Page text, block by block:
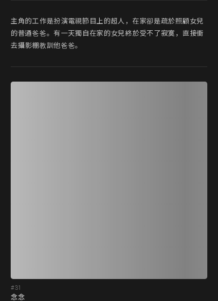
主角的工作是扮演電視節目上的超人，在家卻是疏於照顧女兒
的普通爸爸。有一天獨自在家的女兒終於受不了寂寞，直接衝
去攝影棚教訓他爸爸。
#31
念念